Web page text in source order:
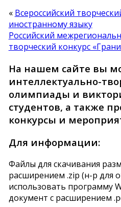
« Всероссийский
иностранному языку
Российский
творческий конкурс
На нашем сайте вы
интеллектуально-
олимпиады и
студентов, а также
конкурсы и
Для информации:
Файлы для скачивания
расширением .zip (н-р для
использовать программу
документ c расширением